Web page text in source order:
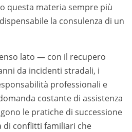
questa materia sempre più
la consulenza di un
lato — con il recupero
da incidenti stradali, i
professionali e
costante di assistenza
le pratiche di successione
di conflitti familiari che